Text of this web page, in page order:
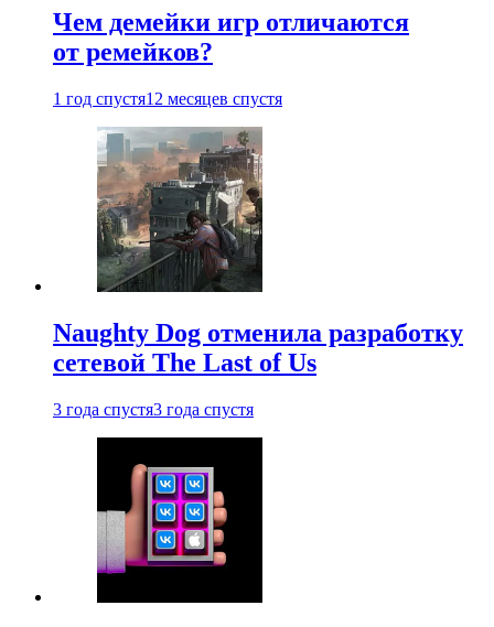
Чем демейки игр отличаются
от ремейков?
1 год спустя12 месяцев спустя
Naughty Dog отменила разработку
сетевой The Last of Us
3 года спустя3 года спустя